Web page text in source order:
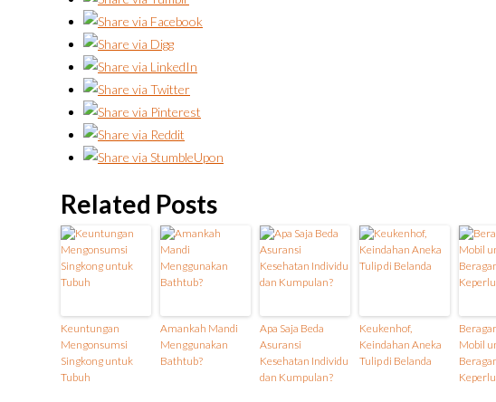
Related Posts
Keuntungan
Mengonsumsi
Singkong untuk
Tubuh
Amankah Mandi
Menggunakan
Bathtub?
Apa Saja Beda
Asuransi
Kesehatan Individu
dan Kumpulan?
Keukenhof,
Keindahan Aneka
Tulip di Belanda
Mobil